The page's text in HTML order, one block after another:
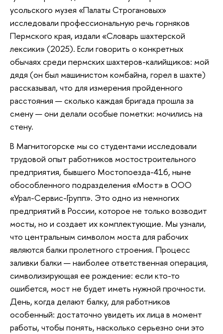
усольского музея «Палаты Строгановых»
исследовали профессиональную речь горняков
Пермского края, издали «Словарь шахтерской
лексики» (2025). Если говорить о конкретных
обычаях среди пермских шахтеров-калийщиков: мой
дядя (он был машинистом комбайна, горел в шахте)
рассказывал, что для измерения пройденного
расстояния — сколько каждая бригада прошла за
смену — они делали особые пометки: мочились на
стену.
В Магнитогорске мы со студентами исследовали
трудовой опыт работников мостостроительного
предприятия, бывшего Мостопоезда-416, ныне
обособленного подразделения «Мост» в ООО
«Урал-Сервис-Групп». Это одно из немногих
предприятий в России, которое не только возводит
мосты, но и создает их комплектующие. Мы узнали,
что центральным символом моста для рабочих
являются балки пролетного строения. Процесс
заливки балки — наиболее ответственная операция,
символизирующая ее рождение: если кто-то
ошибется, мост не будет иметь нужной прочности.
День, когда делают балку, для работников
особенный: достаточно увидеть их лица в момент
работы, чтобы понять, насколько серьезно они это